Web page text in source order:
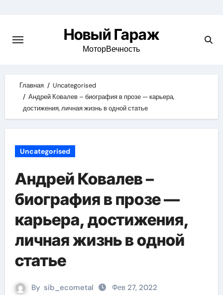
content
Новый Гараж
МоторВечность
Главная
Uncategorised
Андрей Ковалев – биография в прозе — карьера,
достижения, личная жизнь в одной статье
Uncategorised
Андрей Ковалев –
биография в прозе —
карьера, достижения,
личная жизнь в одной
статье
By sib_ecometal Фев 27, 2022